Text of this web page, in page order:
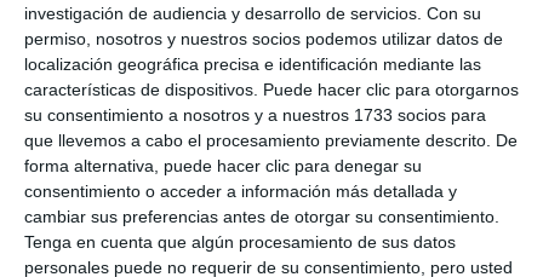
investigación de audiencia y desarrollo de servicios. Con su
permiso, nosotros y nuestros socios podemos utilizar datos de
localización geográfica precisa e identificación mediante las
características de dispositivos. Puede hacer clic para otorgarnos
su consentimiento a nosotros y a nuestros 1733 socios para
que llevemos a cabo el procesamiento previamente descrito. De
forma alternativa, puede hacer clic para denegar su
consentimiento o acceder a información más detallada y
cambiar sus preferencias antes de otorgar su consentimiento.
Tenga en cuenta que algún procesamiento de sus datos
personales puede no requerir de su consentimiento, pero usted
respondió a esta convocatoria del Ayuntamiento y
La Cometa y es que la autora se ha hecho un
nombre en la literatura y, aunque sus libros solo se
han publicado en España, cada vez se leen más
fuera de nuestras fronteras. De hecho, Cabrillana
viaja la semana que viene a China y en noviembre a
Francia para presentar sus obras; la próxima en salir
al mercado será la sexta, un libro llamado ‘El limón